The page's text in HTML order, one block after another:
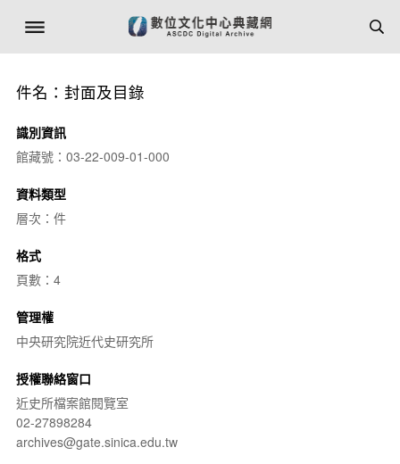
件名：封面及目錄
識別資訊
館藏號：03-22-009-01-000
資料類型
層次：件
格式
頁數：4
管理權
中央研究院近代史研究所
授權聯絡窗口
近史所檔案館閱覽室
02-27898284
archives@gate.sinica.edu.tw